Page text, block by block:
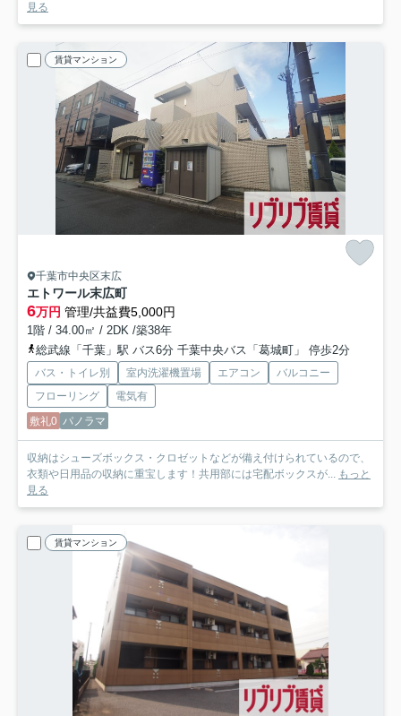
見る
賃貸マンション
千葉市中央区末広
エトワール末広町
6万円 管理/共益費5,000円
1階 / 34.00㎡ / 2DK /築38年
総武線「千葉」駅 バス6分 千葉中央バス「葛城町」 停歩2分
バス・トイレ別 室内洗濯機置場 エアコン
バルコニー
フローリング
電気有
敷礼0 パノラマ
収納はシューズボックス・クロゼットなどが備え付けられているので、
衣類や日用品の収納に重宝します！共用部には宅配ボックスが... もっと
見る
賃貸マンション